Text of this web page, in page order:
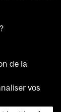
de la
vos